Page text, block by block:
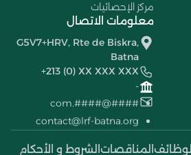
مركز الإحصائيات
معلومات الاتصال
G5V7+HRV, Rte de Biskra,
Batna
+213 (0) XX XXX XXX
-
####@####.com
contact@lrf-batna.org
الوظائف المناقصات الشروط و الأحكام